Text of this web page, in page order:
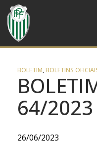
BOLETIM,BOLETINS
64/2023
26/06/2023